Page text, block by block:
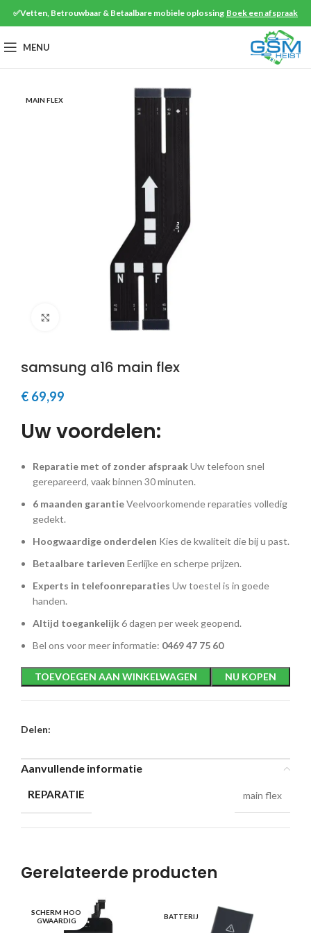
✅Vetten, Betrouwbaar & Betaalbare mobiele oplossing Boek een afspraak
MENU
MAIN FLEX
Klik om te vergroten
samsung a16 main flex
€ 69,99
Uw voordelen:
Reparatie met of zonder afspraakUw telefoon snel
gerepareerd, vaak binnen 30 minuten.
6 maanden garantieVeelvoorkomende reparaties volledig
gedekt.
Hoogwaardige onderdelen Kies de kwaliteit die bij u past.
Betaalbare tarieven Eerlijke en scherpe prijzen.
Experts in telefoonreparaties Uw toestel is in goede
handen.
Altijd toegankelijk6 dagen per week geopend.
Bel ons voor meer informatie: 0469 47 75 60
TOEVOEGEN AAN WINKELWAGEN NU KOPEN
Delen:
Aanvullende informatie
REPARATIE main flex
Gerelateerde producten
SCHERM HOO
GWAARDIG
BATTERIJ